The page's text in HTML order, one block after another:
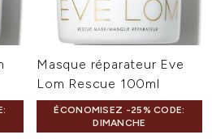
Masque réparateur Eve
Lom Rescue 100ml
ÉCONOMISEZ -25% CODE:
DIMANCHE